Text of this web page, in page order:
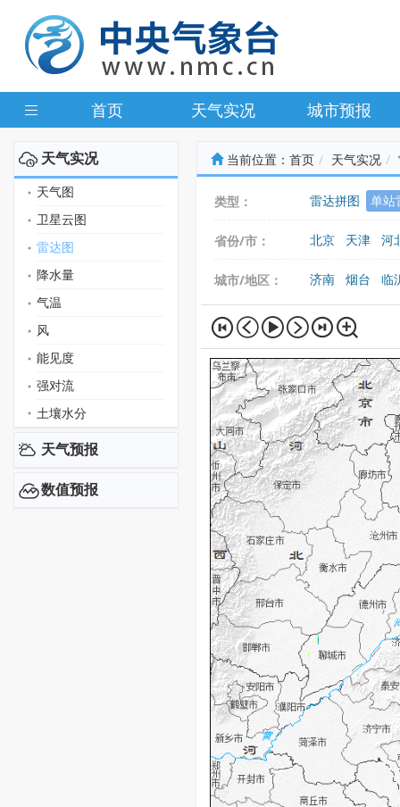
首页 天气实况 城市预报
天气实况
天气图
卫星云图
雷达图
降水量
气温
风
能见度
强对流
土壤水分
天气预报
数值预报
当前位置： 首页 天气实况
类型： 雷达拼图 单站
省份/市： 北京 天津
河
城市/地区：
济南 烟台 临